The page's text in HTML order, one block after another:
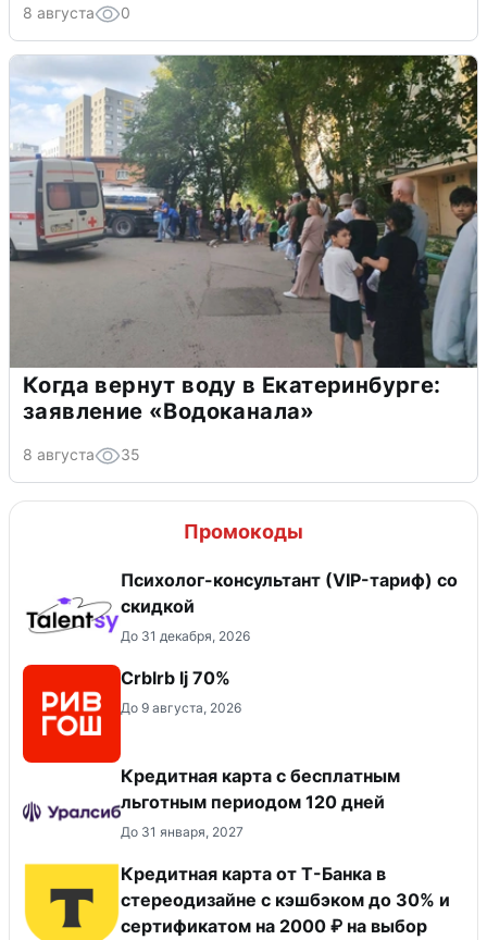
8 августа 0
Когда вернут воду в Екатеринбурге:
заявление «Водоканала»
8 августа 35
Промокоды
Психолог-консультант (VIP-тариф) со
скидкой
До 31 декабря, 2026
Crblrb lj 70%
До 9 августа, 2026
Кредитная карта с бесплатным
льготным периодом 120 дней
До 31 января, 2027
Кредитная карта от Т-Банка в
стереодизайне с кэшбэком до 30% и
сертификатом на 2000 ₽ на выбор